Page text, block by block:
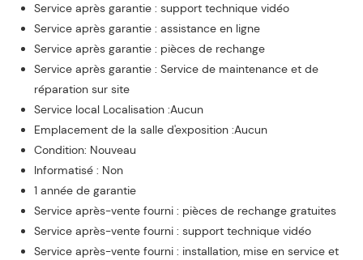
Service après garantie : support technique vidéo
Service après garantie : assistance en ligne
Service après garantie : pièces de rechange
Service après garantie : Service de maintenance et de
réparation sur site
Service local Localisation :Aucun
Emplacement de la salle d'exposition :Aucun
Condition: Nouveau
Informatisé : Non
1 année de garantie
Service après-vente fourni : pièces de rechange gratuites
Service après-vente fourni : support technique vidéo
Service après-vente fourni : installation, mise en service et